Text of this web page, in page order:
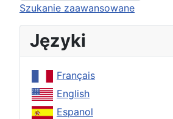
Type 2 or more characters for
Szukanie zaawansowane
Języki
Français
English
Espanol